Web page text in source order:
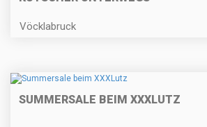
Vöcklabruck
SUMMERSALE BEIM XXXLUTZ